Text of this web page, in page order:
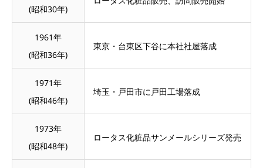
(昭和30年)
1961年
(昭和36年)
東京・台東区下谷に本社社屋落成
1971年
(昭和46年)
埼玉・戸田市に戸田工場落成
1973年
(昭和48年)
ロータス化粧品サンメールシリーズ発売